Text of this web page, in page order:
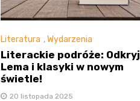
Literatura ,Wydarzenia
Literackie podróże: Odkryj
Lema i klasyki w nowym
świetle!
20 listopada 2025